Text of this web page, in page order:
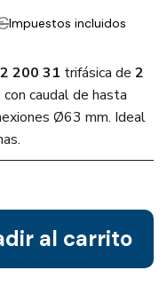
Impuestos incluidos
200 31 trifásica de 2
caudal de hasta
Ø63 mm. Ideal
al carrito